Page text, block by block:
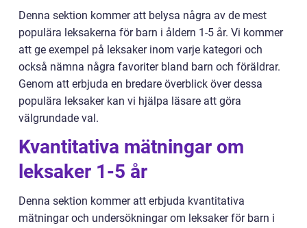
Denna sektion kommer att belysa några av de mest
populära leksakerna för barn i åldern 1-5 år. Vi kommer
att ge exempel på leksaker inom varje kategori och
också nämna några favoriter bland barn och föräldrar.
Genom att erbjuda en bredare överblick över dessa
populära leksaker kan vi hjälpa läsare att göra
välgrundade val.
Kvantitativa mätningar om
leksaker 1-5 år
Denna sektion kommer att erbjuda kvantitativa
mätningar och undersökningar om leksaker för barn i